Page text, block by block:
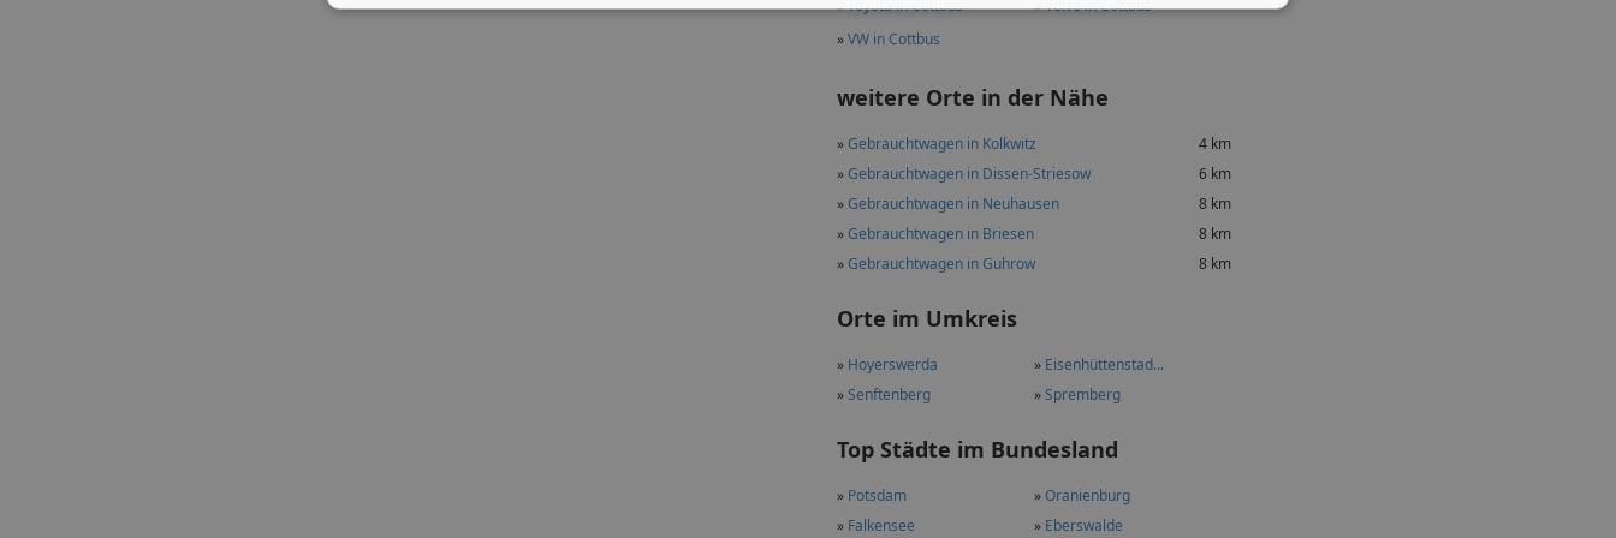
»Toyota in Cottbus »Volvo in Cottbus
»VW in Cottbus
weitere Orte in der Nähe
»Gebrauchtwagen in Kolkwitz
4 km
»Gebrauchtwagen in Dissen-Striesow
6 km
»Gebrauchtwagen in Neuhausen
8 km
»Gebrauchtwagen in Briesen
8 km
»Gebrauchtwagen in Guhrow 8 km
Orte im Umkreis
» Hoyerswerda » Eisenhüttenstad...
»Senftenberg »Spremberg
Top Städte im Bundesland
» Potsdam »Oranienburg
» Falkensee » Eberswalde